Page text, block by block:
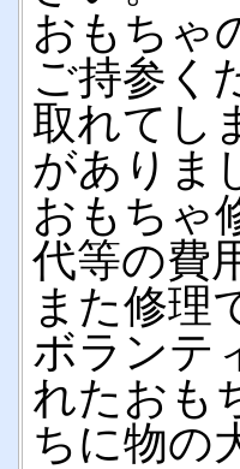
おもちゃ
ご持参く
取れてし
がありま
おもちゃ
代等の費
また修理
ボランテ
れたおも
ちに物の